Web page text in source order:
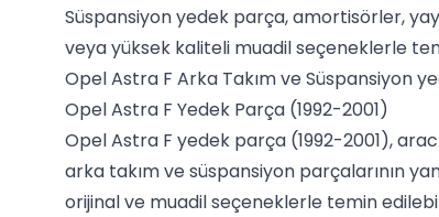
Süspansiyon yedek parça, amortisörler,
veya yüksek kaliteli muadil seçeneklerle
Opel Astra F Arka Takım ve Süspansiyon
Opel Astra F Yedek Parça (1992-2001)
Opel Astra F yedek parça (1992-2001),
arka takım ve süspansiyon parçalarının
orijinal ve muadil seçeneklerle temin